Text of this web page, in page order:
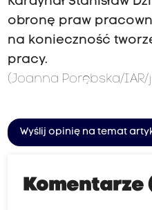
obronę praw
na konieczność
pracy.
(Joanna Porębska/IAR/
Wyślij opinię na temat
Komentarze